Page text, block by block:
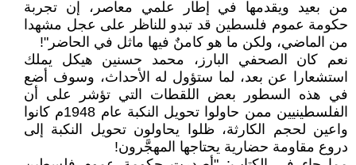
من بعيد ويقدمها في إطار علمي معاصر، إن تجربة
حكومة عموم فلسطين قد تبدو للناظر على عجل مشهدا
من الماضي، ولكن ما هو كامنٌ فيها ماثل في الحاضر"!
نعم كان الصحفي البارز، محمد حسنين هيكل يملك
استشعارا عن بعد، لما ستؤول له الأحداث، وسوف أضع
في هذه السطور بعض اللقطات التي تؤشر على أن
الفلسطينيين ممن حاولوا تحويل النكبة عام 1948م كانوا
واعين لحجم الكارثة، ظلوا يحاولون تحويل النكبة إلى
دروع مقاومة حضارية يحتاجها المهجَّرون!